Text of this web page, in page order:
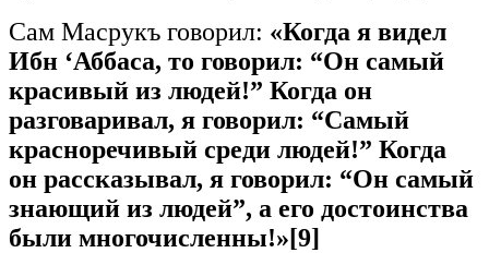
Сам Масрукъ говорил: «Когда я видел
Ибн ‘Аббаса, то говорил: “Он самый
красивый из людей!” Когда он
разговаривал, я говорил: “Самый
красноречивый среди людей!” Когда
он рассказывал, я говорил: “Он самый
знающий из людей”, а его достоинства
были многочисленны!»[9]